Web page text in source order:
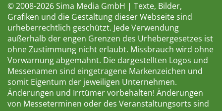
© 2008-2026 Sima Media GmbH | Texte, Bilder,
Grafiken und die Gestaltung dieser Webseite sind
urheberrechtlich geschützt. Jede Verwendung
außerhalb der engen Grenzen des Urhebergesetzes ist
ohne Zustimmung nicht erlaubt. Missbrauch wird ohne
Vorwarnung abgemahnt. Die dargestellten Logos und
Messenamen sind eingetragene Markenzeichen und
somit Eigentum der jeweiligen Unternehmen.
Änderungen und Irrtümer vorbehalten! Änderungen
von Messeterminen oder des Veranstaltungsorts sind